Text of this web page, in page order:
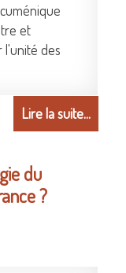
et
l'unité des
Lire la suite...
du
?